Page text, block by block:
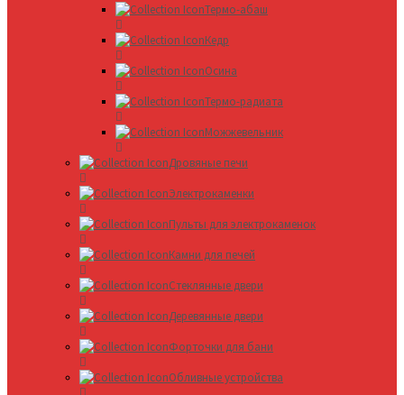
Термо-абаш
Кедр
Осина
Термо-радиата
Можжевельник
Дровяные печи
Электрокаменки
Пульты для электрокаменок
Камни для печей
Стеклянные двери
Деревянные двери
Форточки для бани
Обливные устройства